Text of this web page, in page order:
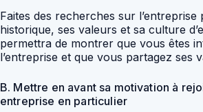
Faites des recherches sur
historique, ses valeurs et sa culture
permettra de montrer que vous êtes
l’entreprise et que vous partagez ses
B. Mettre en avant sa motivation à
entreprise en particulier